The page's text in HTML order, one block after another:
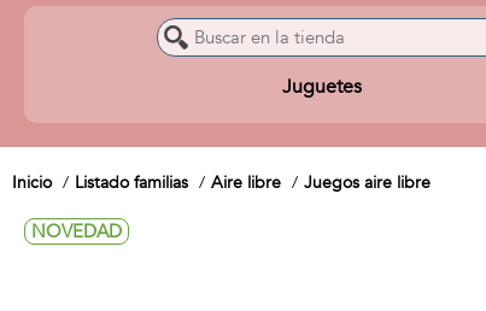
Juguetes
Inicio Listado familias Aire libre Juegos aire libre
NOVEDAD